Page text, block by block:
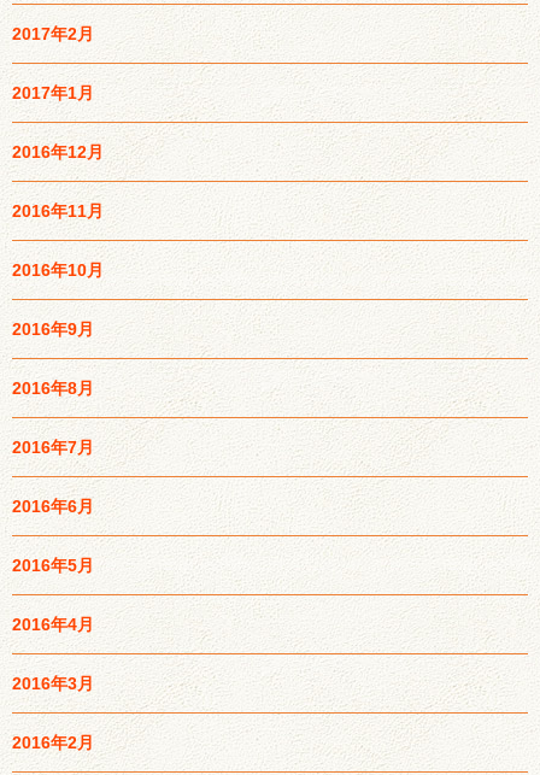
2017年2月
2017年1月
2016年12月
2016年11月
2016年10月
2016年9月
2016年8月
2016年7月
2016年6月
2016年5月
2016年4月
2016年3月
2016年2月